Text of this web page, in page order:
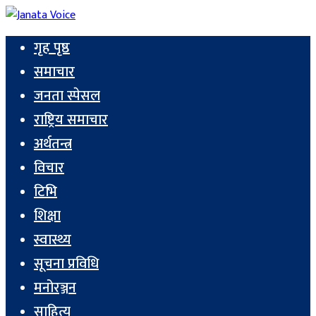
गृह पृष्ठ
समाचार
जनता स्पेसल
राष्ट्रिय समाचार
अर्थतन्त्र
विचार
टिभि
शिक्षा
स्वास्थ्य
सूचना प्रविधि
मनोरञ्जन